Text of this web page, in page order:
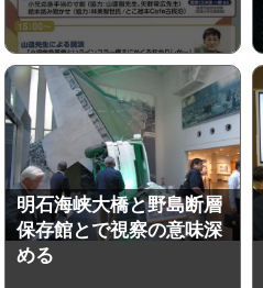
明石海峡大橋と野島断層
保存館とで視察の意味深
める